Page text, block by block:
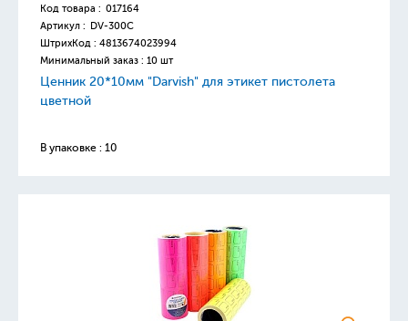
Код товара : 017164
Артикул : DV-300C
ШтрихКод : 4813674023994
Минимальный заказ : 10 шт
Ценник 20*10мм "Darvish" для этикет пистолета
цветной
В упаковке : 10